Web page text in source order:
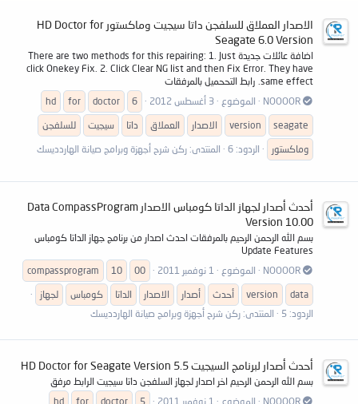
الاصدار العملاق للسلفجن داتا سيجيت وماكستور HD Doctor for
Seagate 6.0 Version
اضافة عائلات جديدة There are two methods for this repairing: 1. Just
click Onekey Fix. 2. Click Clear NG list and then Fix Error. They have
same effect. رابط التححميل بالمرفقات
NOOOOR
الموضوع 3 أغسطس 2012 6
doctor
for
hd
seagate
version الاصدار العملاق داتا سيجيت
للسلفجن
وماكستور
الردود: 6 المنتدى: ركن شرح أجهزة وبرامج صيانة الهاردديسك
أحدث أصدار لجهاز الداتا كومباس الاصدار Data CompassProgram
Version 10.00
بسم الله الرحمن الرحيم بالمرفقات احدث اصدار من برنامج جهاز الداتا كومباس
Update Features
NOOOOR
الموضوع 1 نوفمبر 2011 00
10
compassprogram
data
version أحدث أصدار الاصدار الداتا كومباس
لجهاز
الردود: 5
المنتدى: ركن شرح أجهزة وبرامج صيانة الهاردديسك
أحدث أصدار لبرنامج السيجيت HD Doctor for Seagate Version 5.5
بسم الله الرحمن الرحيم اخر اصدار لجهاز السلفجن داتا سيجيت الرابط مرفق
NOOOOR
الموضوع 1 نوفمبر 2011 5
doctor
for
hd